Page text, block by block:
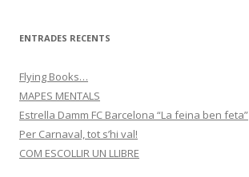
ENTRADES RECENTS
Flying Books…
MAPES MENTALS
Estrella Damm FC Barcelona “La feina ben feta”
Per Carnaval, tot s’hi val!
COM ESCOLLIR UN LLIBRE